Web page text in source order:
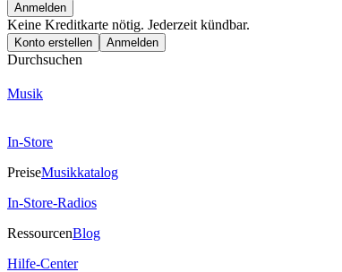
Anmelden
Keine Kreditkarte nötig. Jederzeit kündbar.
Konto erstellen Anmelden
Durchsuchen
Musik
In-Store
PreiseMusikkatalog
In-Store-Radios
RessourcenBlog
Hilfe-Center